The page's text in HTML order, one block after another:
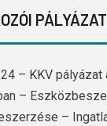
PÁLYÁZAT
– KKV pályázat
–
–